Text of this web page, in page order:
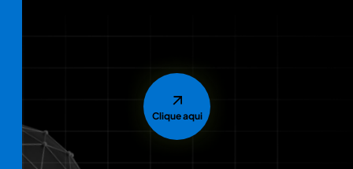
Clique aqui